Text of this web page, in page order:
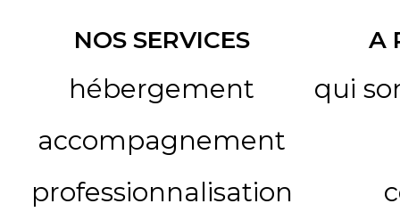
NOS SERVICES
hébergement
accompagnement
professionnalisation
A
qui